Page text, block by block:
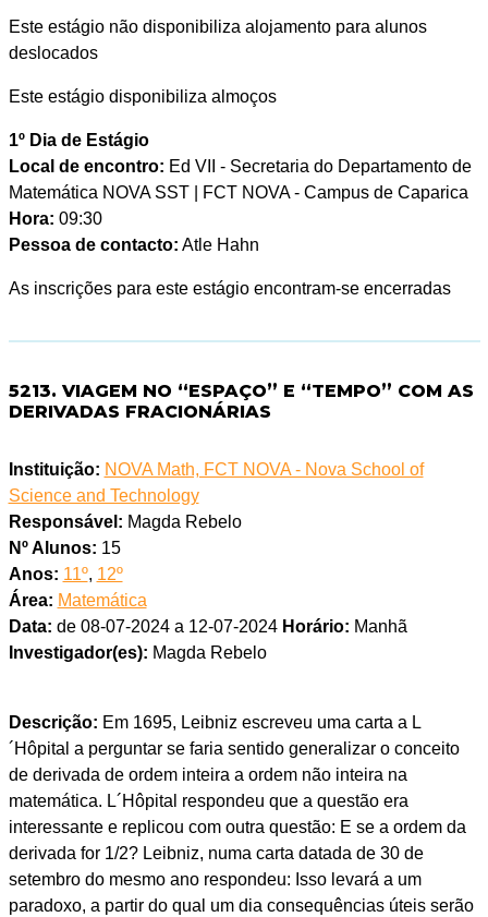
Este estágio não disponibiliza alojamento para alunos
deslocados
Este estágio disponibiliza almoços
1º Dia de Estágio
Local de encontro: Ed VII - Secretaria do Departamento de
Matemática NOVA SST | FCT NOVA - Campus de Caparica
Hora: 09:30
Pessoa de contacto: Atle Hahn
As inscrições para este estágio encontram-se encerradas
5213. VIAGEM NO “ESPAÇO” E “TEMPO” COM AS
DERIVADAS FRACIONÁRIAS
Instituição: NOVA Math, FCT NOVA - Nova School of
Science and Technology
Responsável: Magda Rebelo
Nº Alunos: 15
Anos: 11º, 12º
Área: Matemática
Data: de 08-07-2024 a 12-07-2024 Horário: Manhã
Investigador(es): Magda Rebelo
Descrição: Em 1695, Leibniz escreveu uma carta a L
´Hôpital a perguntar se faria sentido generalizar o conceito
de derivada de ordem inteira a ordem não inteira na
matemática. L´Hôpital respondeu que a questão era
interessante e replicou com outra questão: E se a ordem da
derivada for 1/2? Leibniz, numa carta datada de 30 de
setembro do mesmo ano respondeu: Isso levará a um
paradoxo, a partir do qual um dia consequências úteis serão